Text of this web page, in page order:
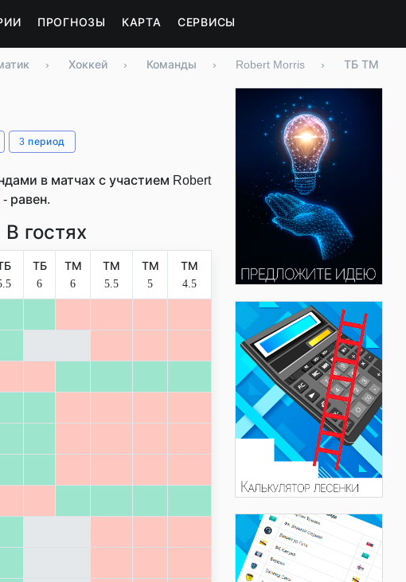
ПРОГНОЗЫ КАРТА СЕРВИСЫ
› Хоккей › Команды › Robert Morris › ТБ ТМ
3 период
в матчах с участием Robert
- равен.
В гостях
ТБ
6
ТМ
6
ТМ
5.5
ТМ
5
ТМ
4.5